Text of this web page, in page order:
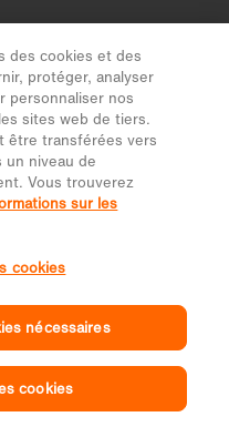
des cookies et des
protéger, analyser
personnaliser nos
sites web de tiers.
être transférées vers
niveau de
Vous trouverez
sur les
cookies
nécessaires
cookies